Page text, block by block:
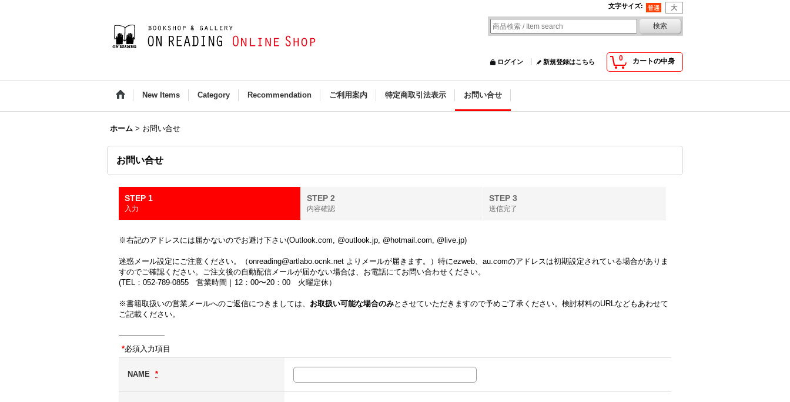
文字サイズ:
0 カートの中身
ログイン 新規登録はこちら
New Items Category Recommendation ご利用案内 特定商取引法表示 お問い合せ
ホーム > お問い合せ
お問い合せ
STEP 1
入力
STEP 2
内容確認
STEP 3
送信完了
※右記のアドレスには届かないのでお避け下さい(Outlook.com, @outlook.jp, @hotmail.com, @live.jp)
迷惑メール設定にご注意ください。（onreading@artlabo.ocnk.net よりメールが届きます。）特にezweb、au.comのアドレスは初期設定されている場合がありま
すのでご確認ください。ご注文後の自動配信メールが届かない場合は、お電話にてお問い合わせください。
(TEL：052-789-0855 営業時間｜12：00〜20：00 火曜定休）
※書籍取扱いの営業メールへのご返信につきましては、 お取扱い可能な場合のみとさせていただきますので予めご了承ください。検討材料のURLなどもあわせて
ご記載ください。
――――――
*必須入力項目
NAME *